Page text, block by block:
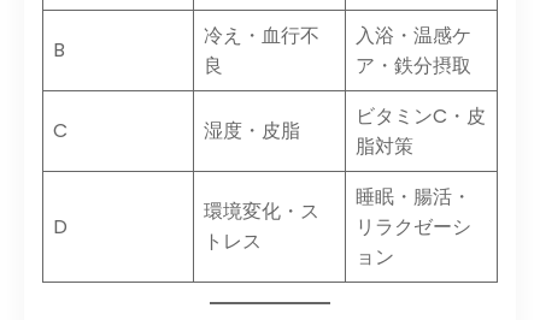
B
冷え・血行不
良
入浴・温感ケ
ア・鉄分摂取
C 湿度・皮脂
ビタミンC・皮
脂対策
D
環境変化・ス
トレス
睡眠・腸活・
リラクゼーシ
ョン